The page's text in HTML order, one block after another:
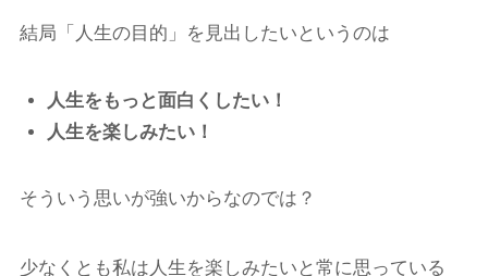
結局「人生の目的」を見出したいというのは
人生をもっと面白くしたい！
人生を楽しみたい！
そういう思いが強いからなのでは？
少なくとも私は人生を楽しみたいと常に思っている